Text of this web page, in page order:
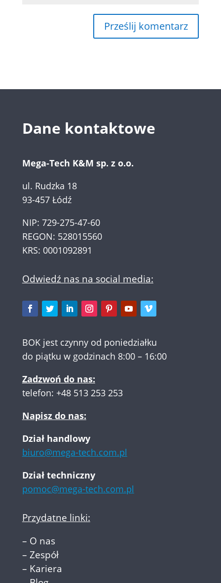
Dane kontaktowe
Mega-Tech K&M sp. z o.o.
ul. Rudzka 18
93-457 Łódź
NIP: 729-275-47-60
REGON: 528015560
KRS: 0001092891
Odwiedź nas na social media:
BOK jest czynny od poniedziałku
do piątku w godzinach 8:00 – 16:00
Zadzwoń do nas:
telefon: +48 513 253 253
Napisz do nas:
Dział handlowy
biuro@mega-tech.com.pl
Dział techniczny
pomoc@mega-tech.com.pl
Przydatne linki:
– O nas
– Zespół
– Kariera